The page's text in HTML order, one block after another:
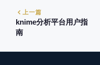
上一篇
knime分析平台用户指
南